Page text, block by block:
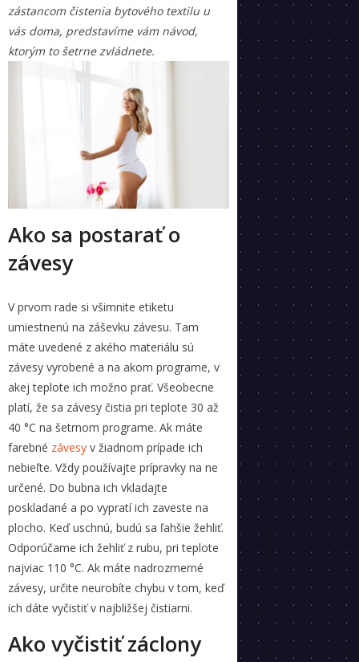
zástancom čistenia bytového textilu u
vás doma, predstavíme vám návod,
ktorým to šetrne zvládnete.
Ako sa postarať o
závesy
V prvom rade si všimnite etiketu
umiestnenú na záševku závesu. Tam
máte uvedené z akého materiálu sú
závesy vyrobené a na akom programe, v
akej teplote ich možno prať. Všeobecne
platí, že sa závesy čistia pri teplote 30 až
40 °C na šetrnom programe. Ak máte
farebné závesy v žiadnom prípade ich
nebieľte. Vždy používajte prípravky na ne
určené. Do bubna ich vkladajte
poskladané a po vypratí ich zaveste na
plocho. Keď uschnú, budú sa ľahšie žehliť.
Odporúčame ich žehliť z rubu, pri teplote
najviac 110 °C. Ak máte nadrozmerné
závesy, určite neurobíte chybu v tom, keď
ich dáte vyčistiť v najbližšej čistiarni.
Ako vyčistiť záclony